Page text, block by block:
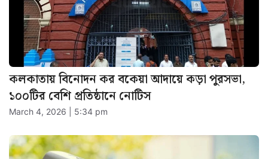
কলকাতায় বিনোদন কর বকেয়া আদায়ে কড়া পুরসভা,
১০০টির বেশি প্রতিষ্ঠানে নোটিস
March 4, 2026 | 5:34 pm